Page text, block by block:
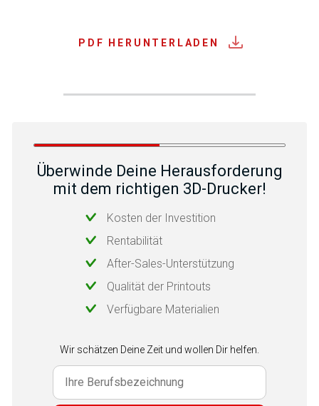
PDF HERUNTERLADEN
Überwinde Deine Herausforderung
mit dem richtigen 3D-Drucker!
Kosten der Investition
Rentabilität
After-Sales-Unterstützung
Qualität der Printouts
Verfügbare Materialien
Wir schätzen Deine Zeit und wollen Dir helfen.